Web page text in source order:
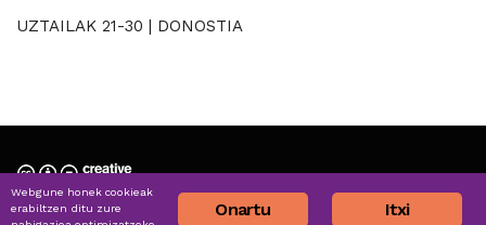
UZTAILAK 21-30 | DONOSTIA
Nortzuk gara » Quiénes somos
Itxi
Onartu
Webgune honek cookieak
erabiltzen ditu zure